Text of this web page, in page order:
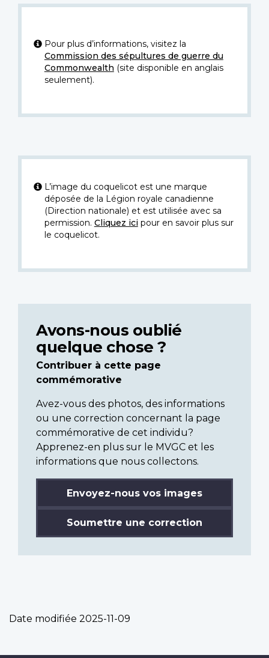
Pour plus d’informations, visitez la
Commission des sépultures de guerre du
Commonwealth (site disponible en anglais
seulement).
L’image du coquelicot est une marque
déposée de la Légion royale canadienne
(Direction nationale) et est utilisée avec sa
permission. Cliquez icipour en savoir plus sur
le coquelicot.
Avons-nous oublié
quelque chose ?
Contribuer à cette page
commémorative
Avez-vous des photos, des informations
ou une correction concernant la page
commémorative de cet individu?
Apprenez-en plus sur le MVGC et les
informations que nous collectons.
Envoyez-nous vos images
Soumettre une correction
Date modifiée 2025-11-09